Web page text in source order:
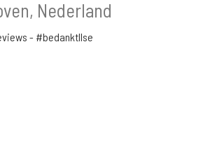
Nederland
- #bedanktIlse